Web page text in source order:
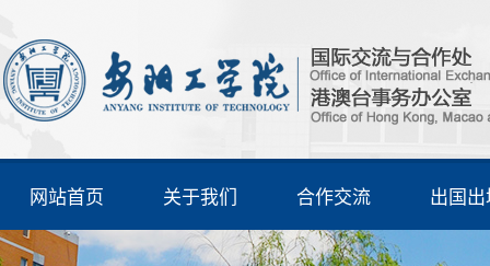
网站首页 关于我们 合作交流 出国出